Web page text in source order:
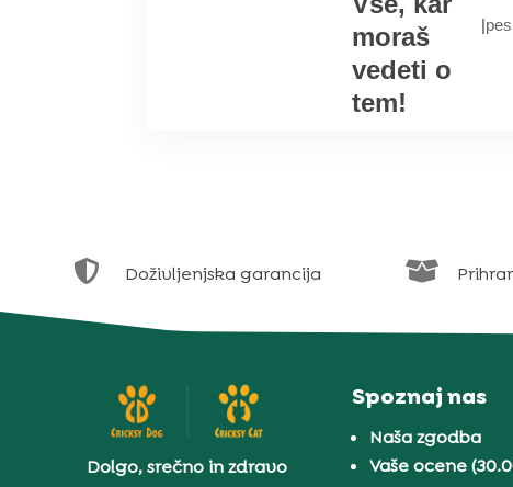
moraš
vedeti o
tem!
|pes
 Doživljenjska garancija 
Dolgo, srečno in zdravo
Spoznaj nas
Naša zgodba
Vaše ocene